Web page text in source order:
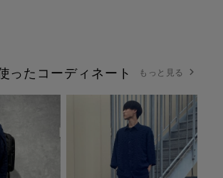
ったコーディネート もっと見る